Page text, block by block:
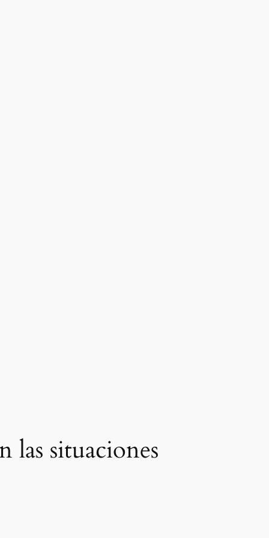
las situaciones